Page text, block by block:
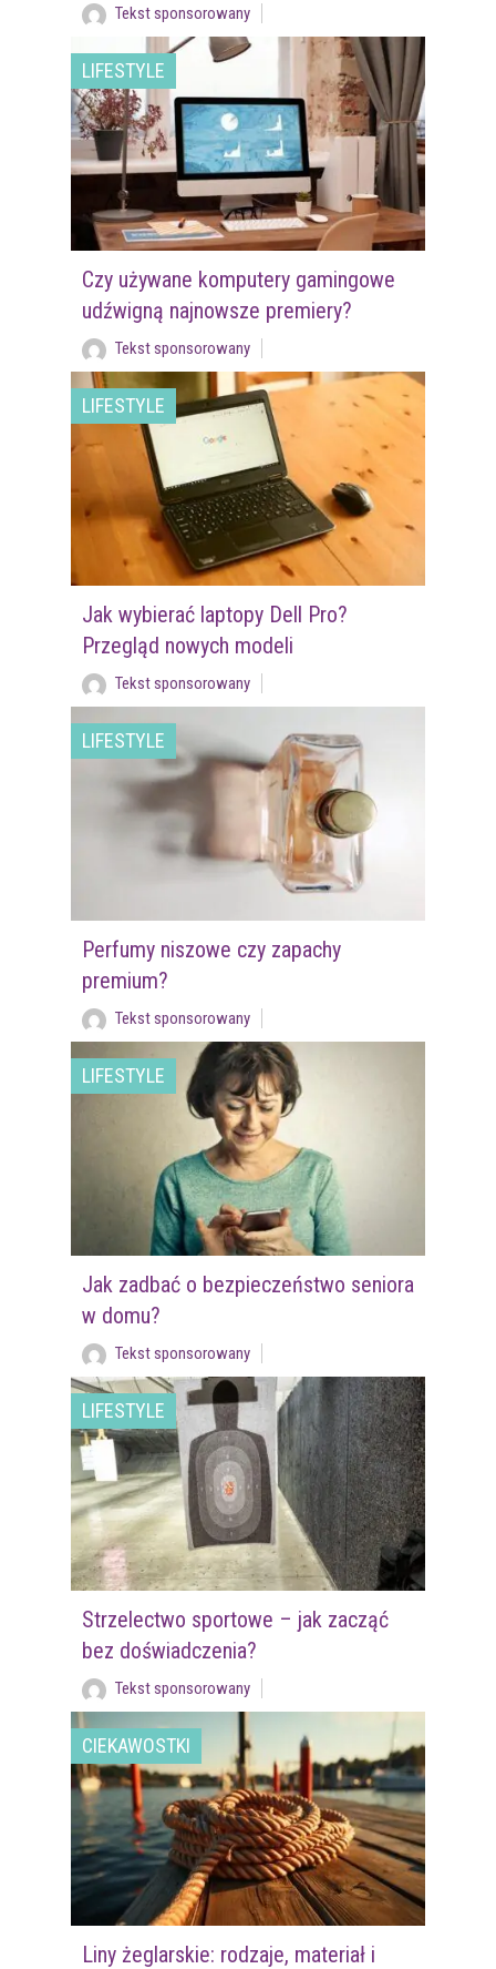
Tekst sponsorowany
LIFESTYLE
Czy używane komputery gamingowe
udźwigną najnowsze premiery?
Tekst sponsorowany
LIFESTYLE
Jak wybierać laptopy Dell Pro?
Przegląd nowych modeli
Tekst sponsorowany
LIFESTYLE
Perfumy niszowe czy zapachy
premium?
Tekst sponsorowany
LIFESTYLE
Jak zadbać o bezpieczeństwo seniora
w domu?
Tekst sponsorowany
LIFESTYLE
Strzelectwo sportowe – jak zacząć
bez doświadczenia?
Tekst sponsorowany
CIEKAWOSTKI
Liny żeglarskie: rodzaje, materiał i